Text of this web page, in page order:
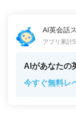
AI英会話
アプリ累計
AIがあなたの
今すぐ無料レ